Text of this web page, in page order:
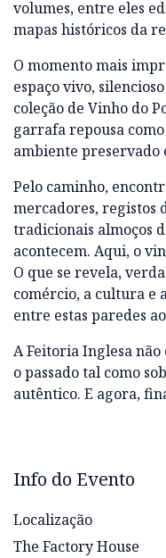
volumes, entre eles
mapas históricos da
O momento mais
espaço vivo,
coleção de Vinho do
garrafa repousa
ambiente preservado
Pelo caminho,
mercadores, registos
tradicionais almoços
acontecem. Aqui, o
O que se revela,
comércio, a cultura e
entre estas paredes
A Feitoria Inglesa não
o passado tal como
autêntico. E agora,
Info do Evento
Localização
The Factory House